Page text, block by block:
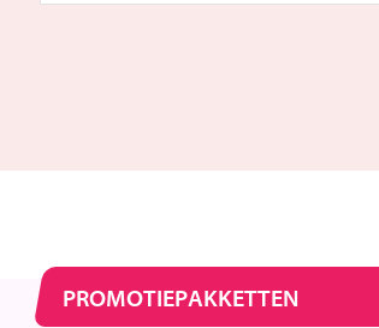
PROMOTIEPAKKETTEN